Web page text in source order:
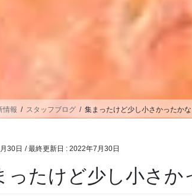
情報 スタッフブログ 集まったけど少し小さかったかな
30日 / 最終更新日 :2022年7月30日
ったけど少し小さか